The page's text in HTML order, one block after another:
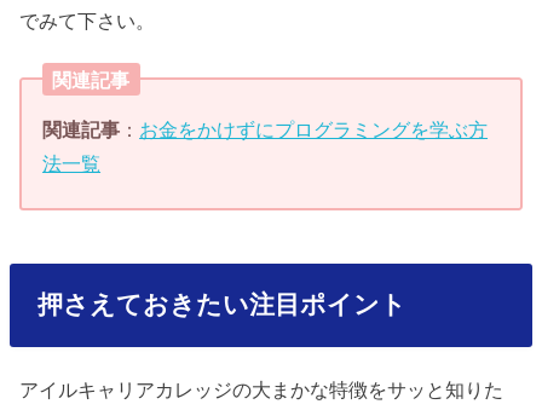
でみて下さい。
関連記事
関連記事 ： お金をかけずにプログラミングを学ぶ方
法一覧
押さえておきたい注目ポイント
アイルキャリアカレッジの大まかな特徴をサッと知りた